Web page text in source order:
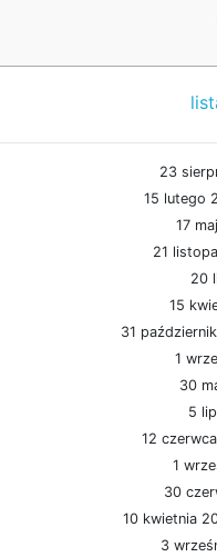
23
15 lutego
17
21
20
15
31
1
30
5
12
1
30
10 kwietnia
3